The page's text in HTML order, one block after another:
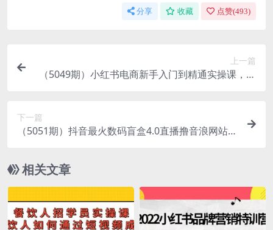
分享 收藏 点赞(493)
上一篇
（5049期）小红书电商新手入门到精通实操课，从
下一篇
（5051期）抖音最火数码盲盒4.0直播撸音浪网站搭
相关文章